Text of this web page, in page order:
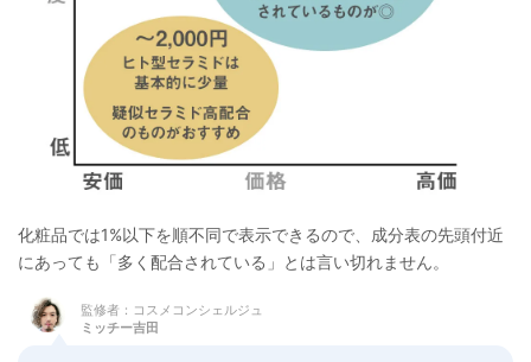
化粧品では1%以下を順不同で表示できるので、成分表の先頭付近
にあっても「多く配合されている」とは言い切れません。
監修者：コスメコンシェルジュ
ミッチー吉田